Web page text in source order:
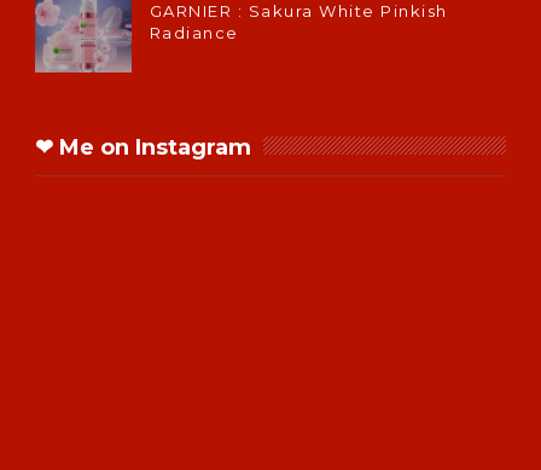
GARNIER : Sakura White Pinkish
Radiance
❤ Me on Instagram